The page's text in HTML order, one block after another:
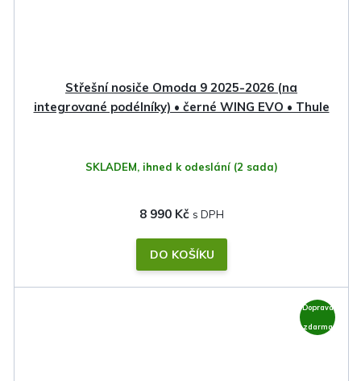
Střešní nosiče Omoda 9 2025-2026 (na
integrované podélníky) • černé WING EVO • Thule
SKLADEM, ihned k odeslání (2 sada)
8 990 Kč
DO KOŠÍKU
Doprava
zdarma